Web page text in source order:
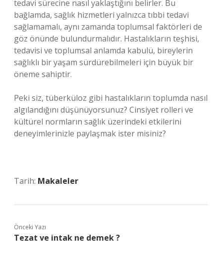
tedavi sürecine nasıl yaklaştığını belirler. Bu
bağlamda, sağlık hizmetleri yalnızca tıbbi tedavi
sağlamamalı, aynı zamanda toplumsal faktörleri de
göz önünde bulundurmalıdır. Hastalıkların teşhisi,
tedavisi ve toplumsal anlamda kabulü, bireylerin
sağlıklı bir yaşam sürdürebilmeleri için büyük bir
öneme sahiptir.
Peki siz, tüberküloz gibi hastalıkların toplumda nasıl
algılandığını düşünüyorsunuz? Cinsiyet rolleri ve
kültürel normların sağlık üzerindeki etkilerini
deneyimlerinizle paylaşmak ister misiniz?
Tarih: Makaleler
Önceki Yazı
Tezat ve intak ne demek ?